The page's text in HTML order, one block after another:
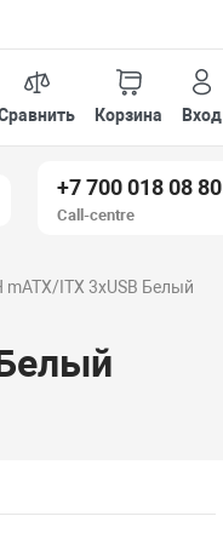
Корзина Вход
+7 700 018 08 80
Call-centre
mATX/ITX 3xUSB Белый